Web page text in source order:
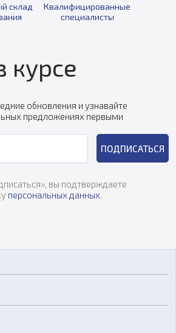
склад
Квалифицированные
специалисты
курсе
обновления и узнавайте
предложениях первыми
ПОДПИСАТЬСЯ
вы подтверждаете
персональных данных